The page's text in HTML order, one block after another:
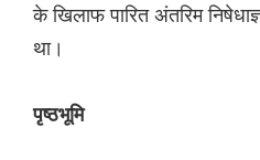
के खिलाफ पारित अंतरिम
था।
पृष्ठभूमि